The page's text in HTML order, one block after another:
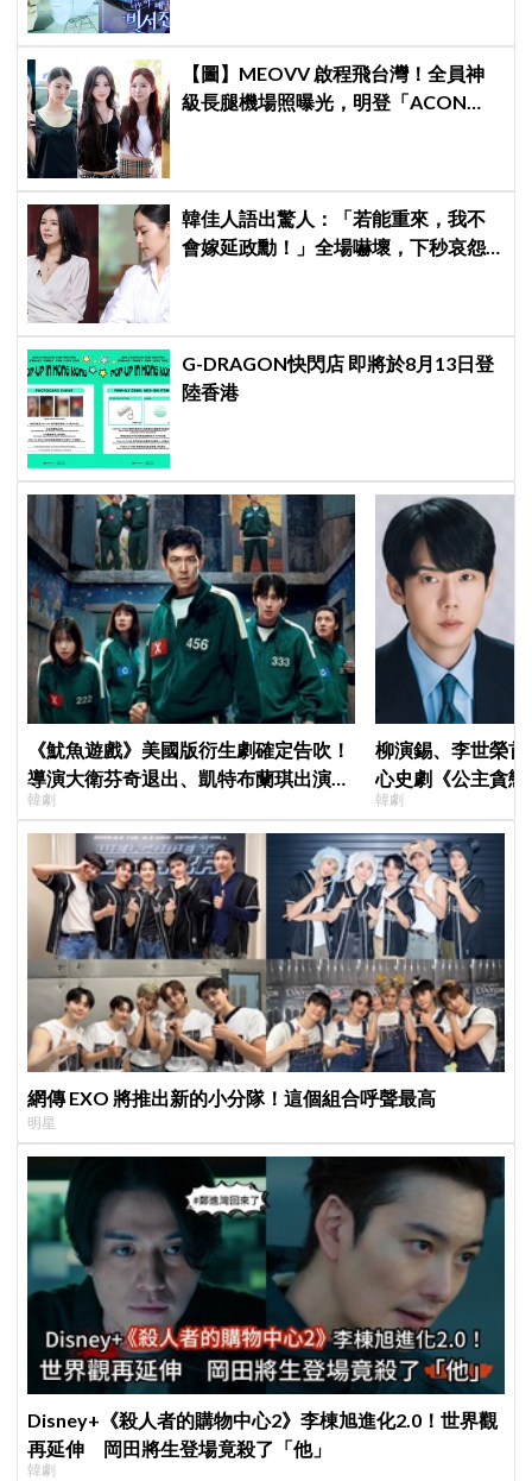
【圖】MEOVV 啟程飛台灣！全員神
級長腿機場照曝光，明登「ACON
韓佳人語出驚人：「若能重來，我不
會嫁延政勳！」全場嚇壞，下秒哀怨
G-DRAGON快閃店 即將於8月13日登
陸香港
《魷魚遊戲》美國版衍生劇確定告吹！
導演大衛芬奇退出、凱特布蘭琪出演傳
聞也破局
韓劇
柳演錫、李世榮
心史劇《公主貪
羅密歐與茱麗葉」
韓劇
網傳 EXO 將推出新的小分隊！這個組合呼聲最高
明星
Disney+《殺人者的購物中心2》李棟旭進化2.0！世界觀
再延伸 岡田將生登場竟殺了「他」
韓劇